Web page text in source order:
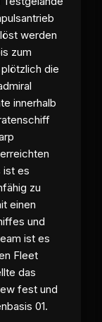
werden
zum
die
innerhalb
ist es
zu
einen
und
ist es
Fleet
das
fest und
01.